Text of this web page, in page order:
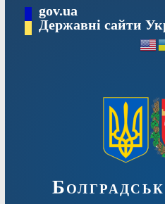
Перейтиgov.ua
Державні сайти